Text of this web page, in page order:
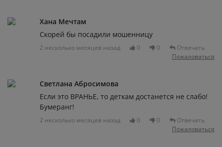
Хана Мечтам
Скорей бы посадили мошенницу
2 несколько месяцев назад 0 0
Отвечать
Пожаловаться
Светлана Абросимова
Если это ВРАНЬЕ, то деткам достанется не слабо!
Бумеранг!
2 несколько месяцев назад 0 0
Отвечать
Пожаловаться